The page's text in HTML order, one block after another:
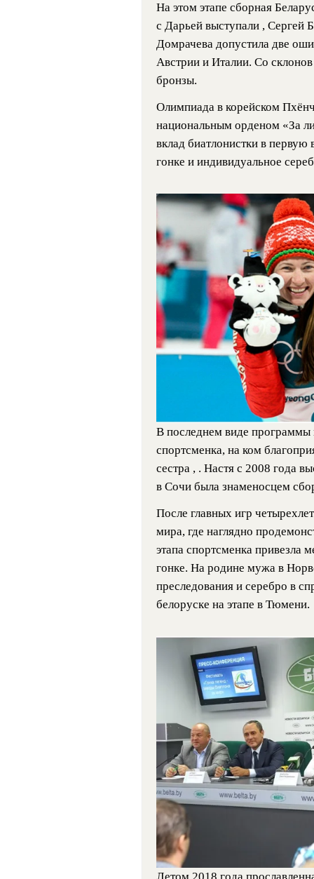
На этом этапе сборная
с Дарьей выступали , Сергей
Домрачева допустила две
Австрии и Италии. Со
бронзы.
Олимпиада в корейском
национальным орденом «За
вклад биатлонистки в первую
гонке и индивидуальное
В последнем виде программы
спортсменка, на ком
сестра , . Настя с 2008 года
в Сочи была знаменосцем
После главных игр
мира, где наглядно
этапа спортсменка привезла
гонке. На родине мужа в
преследования и серебро в
белоруске на этапе в Тюмени.
Летом 2018 года